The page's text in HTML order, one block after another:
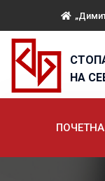
НА
ПОЧЕТНА